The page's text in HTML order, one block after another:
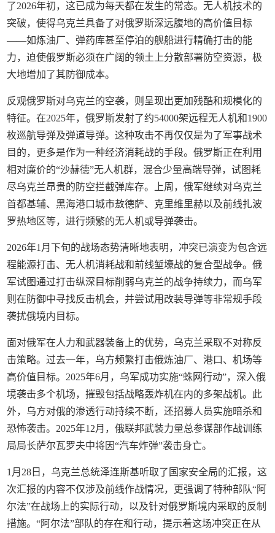
了2026年初，这已成为每天都在发生的常态。无人机技术的
突破，使得乌克兰具备了对俄罗斯深远腹地的高价值目标
——如炼油厂、弹药库甚至停泊的舰船进行精确打击的能
力，迫使俄罗斯必须在广阔的领土上分散部署防空资源，极
大地增加了其防御成本。
反观俄罗斯对乌克兰的空袭，则呈现出更加残酷和规模化的
特征。在2025年，俄罗斯发射了约54000架远程无人机和1900
枚巡航导弹及弹道导弹。这种攻击不再仅仅是为了军事战术
目的，更多是作为一种经济消耗战的手段。俄罗斯正在利用
相对廉价的“沙赫德”无人机群，混合少量高端导弹，试图耗
尽乌克兰昂贵的防空拦截弹库存。上周，俄军继续对乌克兰
首都基辅、黑海港口城市敖德萨、克里维里赫以及前线扎波
罗热地区等，进行频繁的无人机或导弹袭击。
2026年1月下旬的战场态势清晰地表明，冲突已演变为包含远
程能源打击、无人机消耗战和前线堑壕战的复合型战争。俄
军试图通过打击纵深目标削弱乌克兰的战争持续力，而乌军
则在防御中寻找反击机会，并尝试用改装导弹等非常规手段
袭扰俄境内目标。
面对俄军在人力和武器装备上的优势，乌克兰采取不对称反
击策略。过去一年，乌方频繁打击俄炼油厂、港口、机场等
高价值目标。2025年6月，乌军成功实施“蛛网行动”，深入俄
境袭击多个机场，摧毁包括战略轰炸机在内的多架战机。此
外，乌方对俄的渗透行动持续不断，还招募人员实施暗杀和
恐怖袭击。2025年12月，俄联邦武装力量总参谋部作战训练
局局长萨尔瓦罗夫中将因“汽车炸弹”袭击身亡。
1月28日，乌克兰总统泽连斯基听取了国家安全局的汇报，这
次汇报的内容不仅涉及前线作战情况，更强调了特种部队“阿
尔法”在战场上的实际行动，以及针对俄罗斯境内采取的反制
措施。“阿尔法”部队的存在和行动，提示着这场冲突正在从